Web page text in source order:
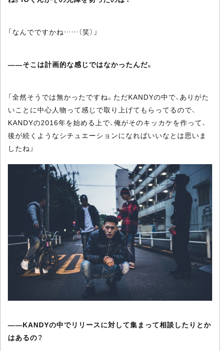
「なんでですかね……（笑）」
――そこは計画的な感じではなかったんだ。
「全然そうでは無かったですね。ただKANDYの中で、ありがた
いことに中心人物って感じで取り上げてもらってるので、
KANDYの2016年を始める上で、俺がそのキッカケを作って、
後が続くようなシチュエーションになればいいなとは思いま
したね」
――KANDYの中でリリースに対して集まって相談したりとか
はあるの？